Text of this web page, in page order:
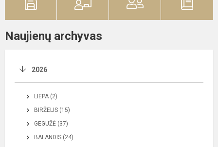
Naujienų archyvas
2026
LIEPA (2)
BIRŽELIS (15)
GEGUŽĖ (37)
BALANDIS (24)